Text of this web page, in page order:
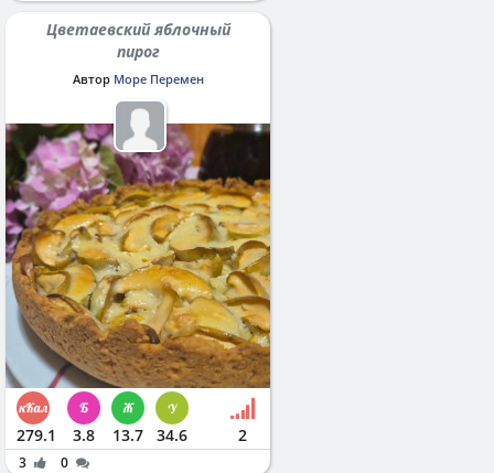
Цветаевский яблочный
пирог
Автор Море Перемен
279.1 3.8 13.7 34.6 2
3 0